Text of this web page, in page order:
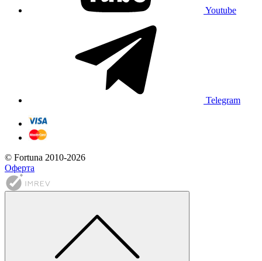
Youtube
Telegram
© Fortuna 2010-2026
Оферта